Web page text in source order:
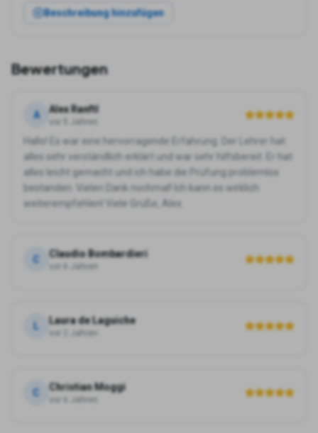
Beschreibung hinzufügen
Bewertungen
A Alex Ranftl
vor 5 Jahren
Hallo! Es war eine hervorragende Erfahrung. Der Lehrer hat
alles sehr verständlich erklärt und war sehr hilfsbereit. Er hat
alles leicht gemacht und ich habe die Prüfung problemlos
bestanden. Vielen Dank nochmal! Ich kann es wirklich
weiterempfehlen! Viele Grüße, Alex
C Claudio Bombardieri
vor 6 Jahren
L Laura de Laguiche
vor 2 Jahren
C Christian Moggi
vor 6 Jahren